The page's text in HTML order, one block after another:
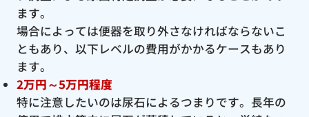
ます。
場合によっては便器を取り外さなければならないこ
ともあり、以下レベルの費用がかかるケースもあり
ます。
2万円～5万円程度
特に注意したいのは尿石によるつまりです。長年の